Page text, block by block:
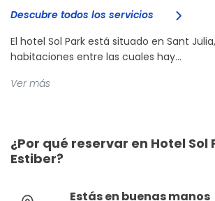
Descubre todos los servicios
El hotel Sol Park está situado en Sant
habitaciones entre las cuales hay...
Ver más
¿Por qué reservar en Hotel Sol
Estiber?
Estás en buenas manos